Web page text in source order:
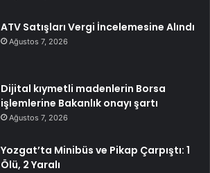
ATV Satışları Vergi İncelemesine Alındı
Ağustos 7, 2026
Dijital kıymetli madenlerin Borsa
işlemlerine Bakanlık onayı şartı
Ağustos 7, 2026
Yozgat’ta Minibüs ve Pikap Çarpıştı: 1
Ölü, 2 Yaralı